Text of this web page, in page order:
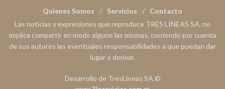
Quienes Somos Servicios
Contacto
Las noticias y expresiones que reproduce TRES LINEAS SA, no
implica compartir en modo alguno las mismas, corriendo por cuenta
de sus autores las eventuales responsabilidades a que puedan dar
lugar o derivar.
Desarrollo de TresLineas SA.©